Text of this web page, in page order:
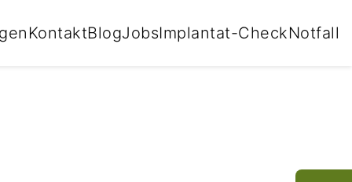
KontaktBlogJobsImplantat-CheckNotfall